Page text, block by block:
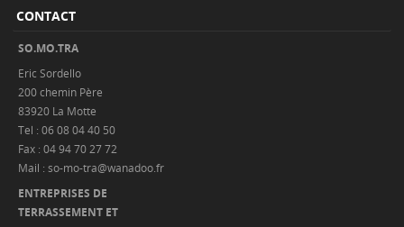
CONTACT
SO.MO.TRA
Eric Sordello
200 chemin Père
83920 La Motte
Tel : 06 08 04 40 50
Fax : 04 94 70 27 72
Mail : so-mo-tra@wanadoo.fr
ENTREPRISES DE
TERRASSEMENT ET